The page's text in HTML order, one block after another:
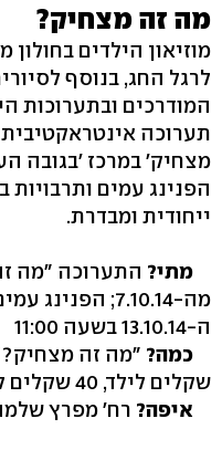
מה זה מצחיק?
מוזיאון הילדים בחולון
לרגל החג, בנוסף
המודרכים ובתערוכות
תערוכה
מצחיק' במרכז 'בגובה
הפנינג עמים
ייחודית ומבדרת.
מתי? התערוכה "מה
ה-13.10.14 בשעה 11:00
כמה?
שקלים לילד, 40 שקלים למבוגר
איפה? רח' מפרץ